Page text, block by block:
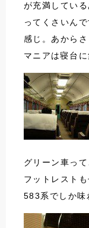
が充満してい
ってくさいん
感じ。あから
マニアは寝台
グリーン車っ
フットレスト
583系でしか味